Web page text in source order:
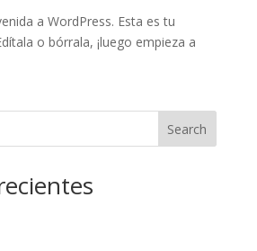
a WordPress. Esta es tu
o bórrala, ¡luego empieza a
Search